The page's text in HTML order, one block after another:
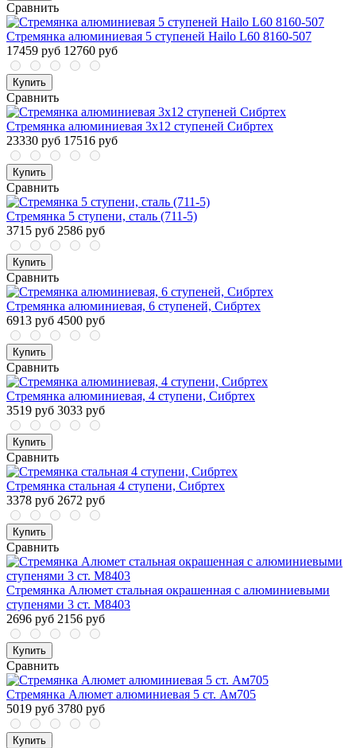
Сравнить
Стремянка алюминиевая 5 ступеней Hailo L60 8160-507
17459 руб 12760 руб
Купить
Сравнить
Стремянка алюминиевая 3x12 ступеней Сибртех
23330 руб 17516 руб
Купить
Сравнить
Стремянка 5 ступени, сталь (711-5)
3715 руб 2586 руб
Купить
Сравнить
Стремянка алюминиевая, 6 ступеней, Сибртех
6913 руб 4500 руб
Купить
Сравнить
Стремянка алюминиевая, 4 ступени, Сибртех
3519 руб 3033 руб
Купить
Сравнить
Стремянка стальная 4 ступени, Сибртех
3378 руб 2672 руб
Купить
Сравнить
Стремянка Алюмет стальная окрашенная с алюминиевыми
ступенями 3 ст. М8403
2696 руб 2156 руб
Купить
Сравнить
Стремянка Алюмет алюминиевая 5 ст. Ам705
5019 руб 3780 руб
Купить